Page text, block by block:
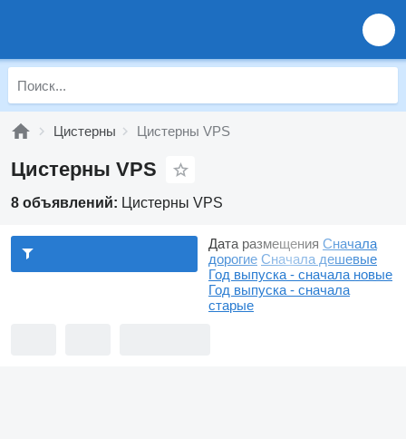
Цистерны Цистерны VPS
Цистерны VPS
8 объявлений: Цистерны VPS
Дата размещения Сначала
дорогие Сначала дешевые
Год выпуска - сначала новые
Год выпуска - сначала
старые